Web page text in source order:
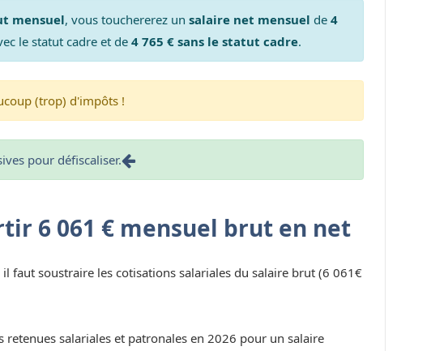
mensuel, vous touchererez un salaire net mensuel de 4
le statut cadre et de 4 765 € sans le statut cadre.
(trop) d'impôts !
pour défiscaliser.
6 061 € mensuel brut en net
faut soustraire les cotisations salariales du salaire brut (6 061€
retenues salariales et patronales en 2026 pour un salaire